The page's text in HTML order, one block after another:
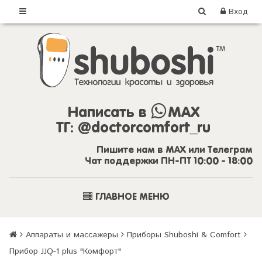
Вход
Написать в
MAX
ТГ: @doctorcomfort_ru
Пишите нам в MAX или Телеграм
Чат поддержки ПН-ПТ 10:00 - 18:00
ГЛАВНОЕ МЕНЮ
Аппараты и массажеры
Приборы Shuboshi & Comfort
Прибор JJQ-1 plus "Комфорт"